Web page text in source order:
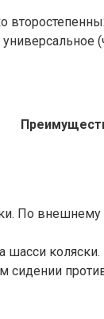
По
шасси коляски.
сидении